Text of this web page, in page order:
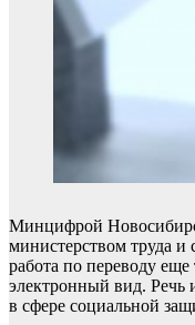
Минцифрой
министерством труда и
работа по переводу еще
электронный вид. Речь
в сфере социальной